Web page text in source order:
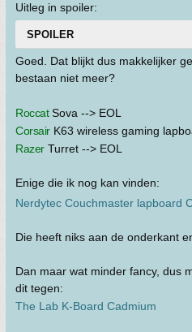
Uitleg in spoiler:
SPOILER
Goed. Dat blijkt dus makkelijker
bestaan niet meer?
RoccatSova --> EOL
CorsairK63 wireless gaming
RazerTurret --> EOL
Enige die ik nog kan vinden:
Nerdytec Couchmaster lapboard
Die heeft niks aan de onderkant
Dan maar wat minder fancy, dus
dit tegen:
The Lab K-Board Cadmium